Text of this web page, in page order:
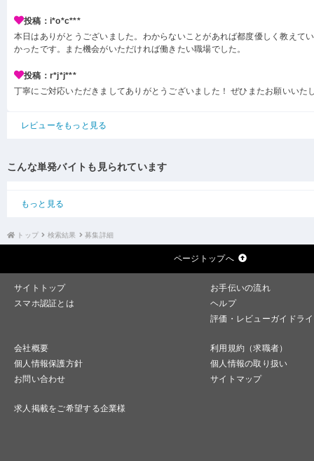
投稿：i*o*c***
本日はありがとうございました。わからないことがあれば都度優しく教えて
かったです。また機会がいただければ働きたい職場でした。
投稿：r*j*j***
丁寧にご対応いただきましてありがとうございました！ ぜひまたお願いいた
レビューをもっと見る
こんな単発バイトも見られています
もっと見る
トップ 検索結果 募集詳細
ページトップへ
サイトトップ
お手伝いの流れ
スマホ認証とは
ヘルプ
評価・レビューガイドラ
会社概要
利用規約（求職者）
個人情報保護方針
個人情報の取り扱い
お問い合わせ
サイトマップ
求人掲載をご希望する企業様